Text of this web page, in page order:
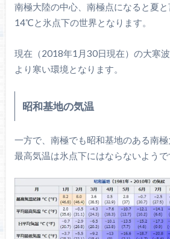
南極大陸の中心、南極点になると夏
14℃と氷点下の世界となります。
現在（2018年1月30日現在）の大寒
より寒い環境となります。
昭和基地の気温
一方で、南極でも昭和基地のある南
最高気温は氷点下にはならないようで